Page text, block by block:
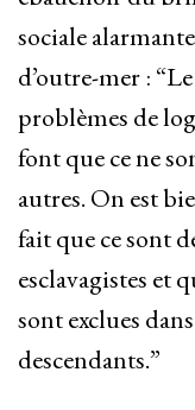
sociale
d’outre-mer :
problèmes de
font que ce ne
autres. On est
fait que ce sont
esclavagistes et
sont exclues
descendants.”